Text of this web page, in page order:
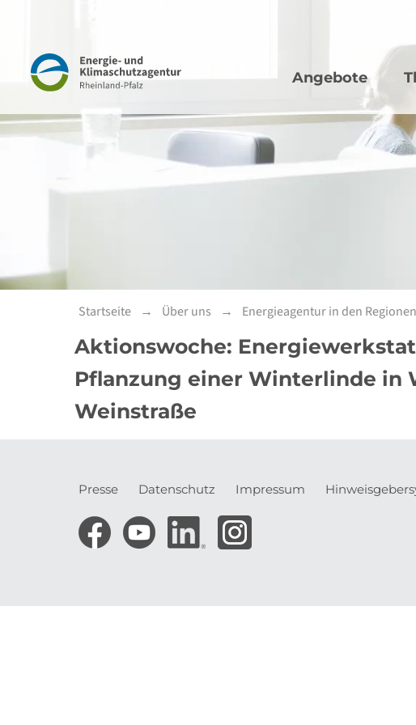
Navigation Angebote
Startseite Über uns Energieagentur in den Regionen
Aktionswoche:
Pflanzung einer Winterlinde in
Weinstraße
Meta-
Navigation
Presse Datenschutz Impressum